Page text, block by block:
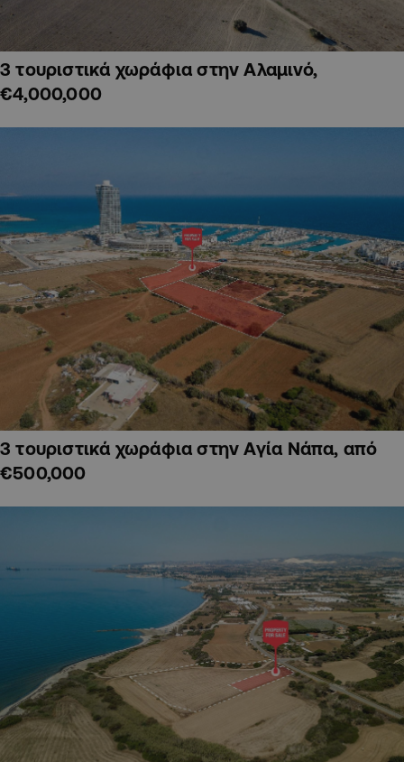
3 τουριστικά χωράφια στην Αλαμινό,
€4,000,000
3 τουριστικά χωράφια στην Αγία Νάπα, από
€500,000